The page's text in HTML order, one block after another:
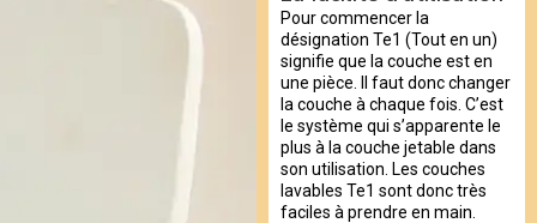
Pour commencer la
désignation Te1 (Tout en un)
signifie que la couche est en
une pièce. Il faut donc changer
la couche à chaque fois. C’est
le système qui s’apparente le
plus à la couche jetable dans
son utilisation. Les couches
lavables Te1 sont donc très
faciles à prendre en main.